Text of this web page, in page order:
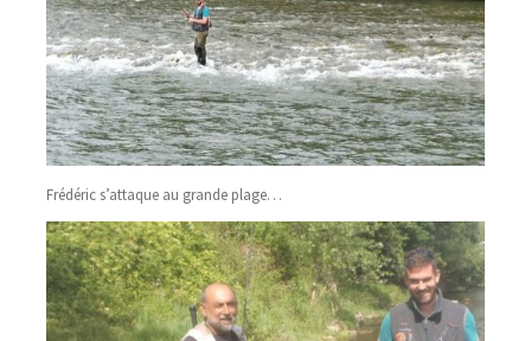
Frédéric s’attaque au grande plage…